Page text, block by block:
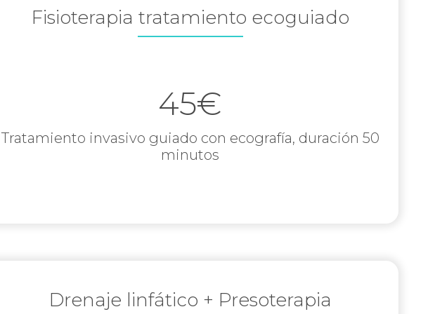
Fisioterapia tratamiento ecoguiado
45€
Tratamiento invasivo guiado con ecografía, duración 50
minutos
Drenaje linfático + Presoterapia